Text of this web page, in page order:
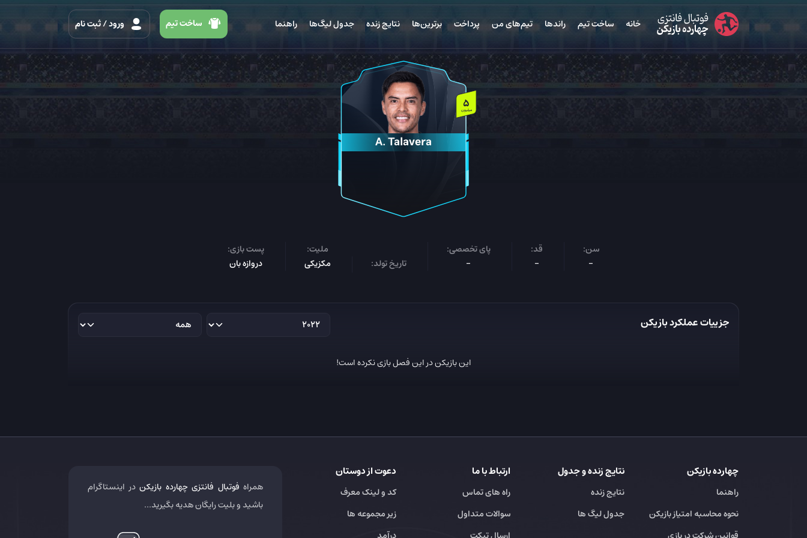
خانه ساخت تیم راندها تیم‌های من پرداخت برترین‌ها نتایج زنده جدول لیگ‌ها راهنما ساخت تیم ورود/ ثبت نام
A. Talavera
5
میلیون
سن:
-
قد:
-
پای تخصصی:
-
تاریخ تولد:
ملیت:
مکزیکی
پست بازی:
دروازه بان
جزییات عملکرد بازیکن
این بازیکن در این فصل بازی نکرده است!
چهارده بازیکن
راهنما
نحوه محاسبه امتیاز بازیکن
نتایج زنده و جدول
نتایج زنده
جدول لیگ ها
ارتباط با ما
راه های تماس
سوالات متداول
دعوت از دوستان
کد و لینک معرف
زیر مجموعه ها
همراه فوتبال فانتزی چهارده بازیکن در اینستاگرام
باشید و بلیت رایگان هدیه بگیرید...